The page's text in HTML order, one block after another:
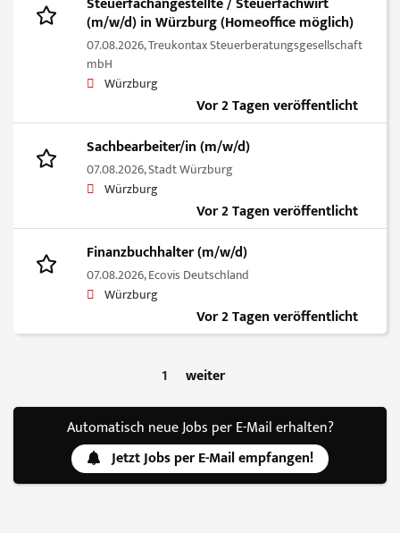
(m/w/d) in Würzburg (Homeoffice möglich)
07.08.2026,Treukontax Steuerberatungsgesellschaft
mbH
Würzburg
Vor 2 Tagen veröffentlicht
Sachbearbeiter/in (m/w/d)
07.08.2026,Stadt Würzburg
Würzburg
Vor 2 Tagen veröffentlicht
Finanzbuchhalter (m/w/d)
07.08.2026,Ecovis Deutschland
Würzburg
Vor 2 Tagen veröffentlicht
1 weiter
Automatisch neue Jobs per E-Mail erhalten?
Jetzt Jobs per E-Mail empfangen!